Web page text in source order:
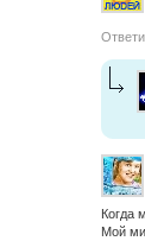
Когда
Мой